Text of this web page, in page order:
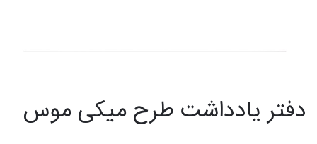
دفتر یادداشت طرح میکی موس